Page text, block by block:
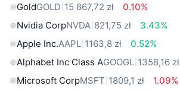
GoldGOLD 15 867,72 zł
0.10%
Nvidia CorpNVDA 821,75 zł
3.43%
Apple Inc.AAPL 1163,8 zł
0.52%
Alphabet Inc Class AGOOGL 1358,16 zł
Microsoft CorpMSFT 1809,1 zł
1.09%